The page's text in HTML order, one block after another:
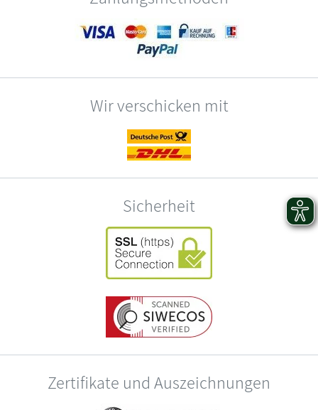
Wir verschicken mit
Sicherheit
Zertifikate und Auszeichnungen